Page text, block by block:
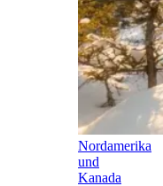
Nordamerika
und
Kanada